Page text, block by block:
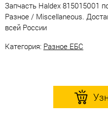
Запчасть Haldex 815015001
Разное / Miscellaneous.
всей России
Категория: Разное ЕБС